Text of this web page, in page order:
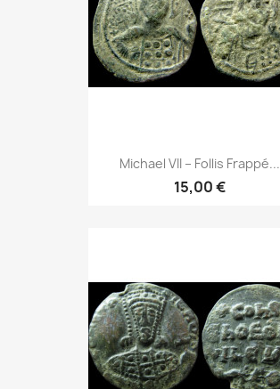
Michael VII – Follis Frappé...
15,00 €